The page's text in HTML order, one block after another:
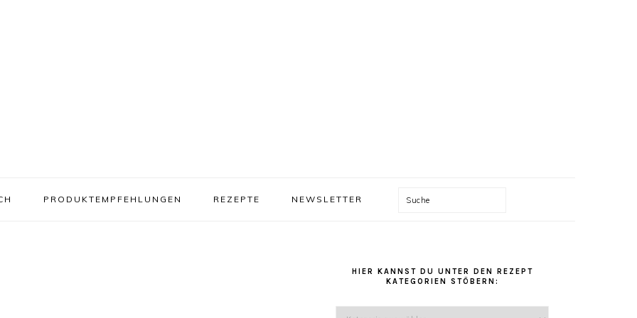
PRODUKTEMPFEHLUNGEN REZEPTE NEWSLETTER Suche
SIDEBAR
HIER KANNST DU UNTER DEN REZEPT
KATEGORIEN STÖBERN: